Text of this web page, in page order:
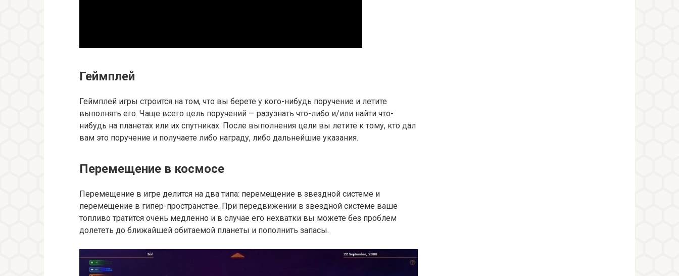
Геймплей
Геймплей игры строится на том, что вы берете у кого-нибудь поручение и летите
выполнять его. Чаще всего цель поручений — разузнать что-либо и/или найти что-
нибудь на планетах или их спутниках. После выполнения цели вы летите к тому, кто дал
вам это поручение и получаете либо награду, либо дальнейшие указания.
Перемещение в космосе
Перемещение в игре делится на два типа: перемещение в звездной системе и
перемещение в гипер-пространстве. При передвижении в звездной системе ваше
топливо тратится очень медленно и в случае его нехватки вы можете без проблем
долететь до ближайшей обитаемой планеты и пополнить запасы.